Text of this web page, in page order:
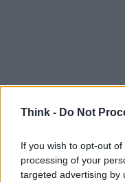
Think - Do Not
If you wish to opt-out
processing of your
targeted advertising by
Il rumor lanciato su